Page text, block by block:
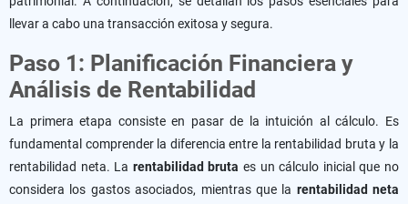
llevar a cabo una transacción exitosa y segura.
Paso 1: Planificación Financiera y
Análisis de Rentabilidad
La primera etapa consiste en pasar de la intuición al cálculo. Es
fundamental comprender la diferencia entre la rentabilidad bruta y la
rentabilidad neta. La rentabilidad bruta es un cálculo inicial que no
considera los gastos asociados, mientras que la rentabilidad neta